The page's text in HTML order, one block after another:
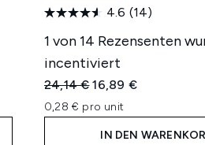
4.6 (14)
1 von 14 Rezensenten
incentiviert
Unverbindliche
24,14 €Aktueller Preis:
16,89 €
0,28 € pro unit
IN DEN